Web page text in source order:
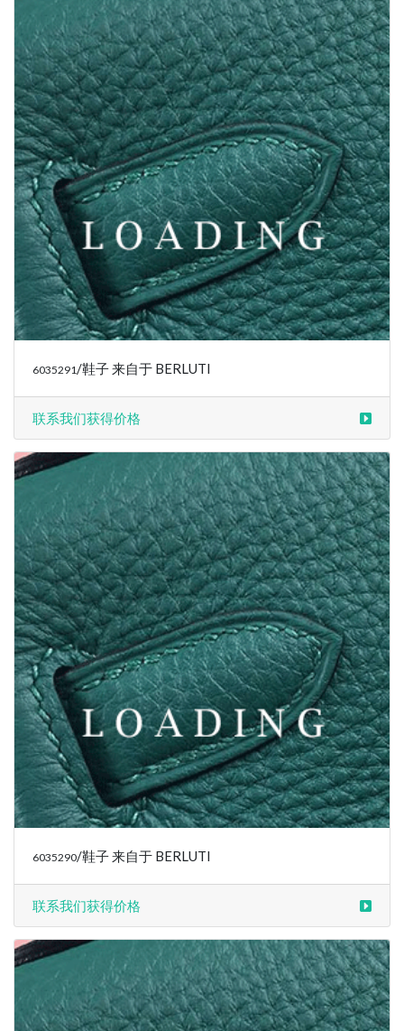
6035292 /鞋子 来自于 BERLUTI
联系我们获得价格
6035291/鞋子 来自于 BERLUTI
联系我们获得价格